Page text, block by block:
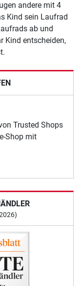
Trusted Shops
Shop mit
andere mit 4
Kind sein Laufrad
ab und
Kind entscheiden,